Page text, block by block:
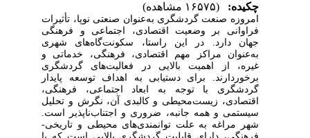
چکیده:
امروزه صنعت گردشگری به‌عنوان صنعتی نوپا، تأثیرات
فراوانی بر وضعیت اقتصادی، اجتماعی و فرهنگی
جهان دارد. در این راستا، سکونت‌گاه‌های شهری
به‌عنوان مراکز مهم اقتصادی، فرهنگی، خدماتی و
غیره، از اهمیت بالایی در فعالیت‌های گردشگری
برخوردارند. برای دستیابی به اهداف توسعه پایدار
گردشگری با توجه به ابعاد اجتماعی، فرهنگی،
اقتصادی، زیست‌محیطی و کالبدی آن، نگرش و تحلیل
سیستمی‌ و همه جانبه، ضروری و اجتناب‌ناپذیر است.
شهر مراغه به علت توانمندی‌های محیطی و تاریخی-